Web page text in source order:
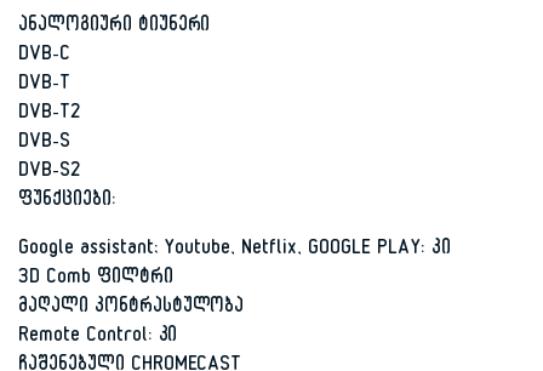
ანალოგიური ტიუნერი
DVB-C
DVB-T
DVB-T2
DVB-S
DVB-S2
ფუნქციები:
Google assistant; Youtube, Netflix, GOOGLE PLAY: კი
3D Comb ფილტრი
მაღალი კონტრასტულობა
Remote Control: კი